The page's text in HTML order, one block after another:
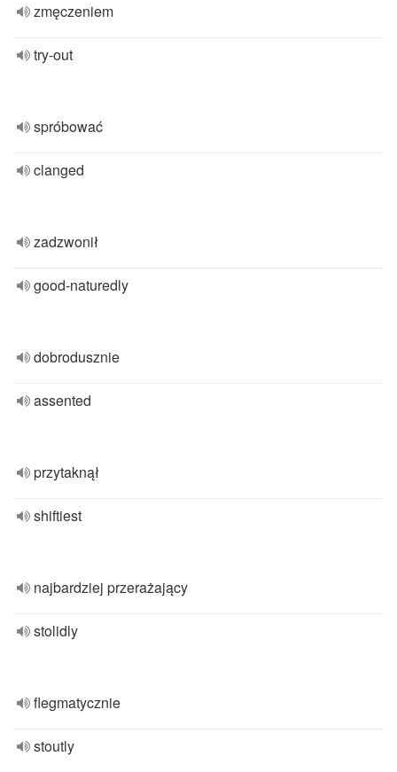
zmęczeniem
try-out
spróbować
clanged
zadzwonił
good-naturedly
dobrodusznie
assented
przytaknął
shiftiest
najbardziej przerażający
stolidly
flegmatycznie
stoutly